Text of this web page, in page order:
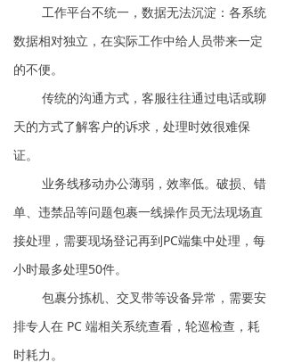
工作平台不统一，数据无法沉淀：各系统
数据相对独立，在实际工作中给人员带来一定
的不便。
传统的沟通方式，客服往往通过电话或聊
天的方式了解客户的诉求，处理时效很难保
证。
业务线移动办公薄弱，效率低。破损、错
单、违禁品等问题包裹一线操作员无法现场直
接处理，需要现场登记再到PC端集中处理，每
小时最多处理50件。
包裹分拣机、交叉带等设备异常，需要安
排专人在 PC 端相关系统查看，轮巡检查，耗
时耗力。